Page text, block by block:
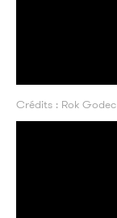
Crédits : Rok Godec